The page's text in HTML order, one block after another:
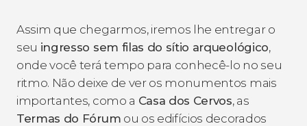
Assim que chegarmos, iremos lhe entregar o
seu ingresso sem filas do sítio arqueológico,
onde você terá tempo para conhecê-lo no seu
ritmo. Não deixe de ver os monumentos mais
importantes, como a Casa dos Cervos, as
Termas do Fórum ou os edifícios decorados